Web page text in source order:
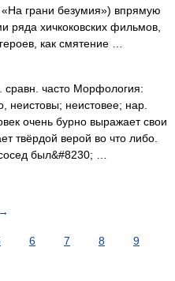
грани безумия») впрямую
ряда хичкоковских фильмов,
как смятение …
часто Морфология:
неистовы; неистовее; нар.
очень бурно выражает свои
твёрдой верой во что либо.
был&#8230; …
→
6 7 8
9